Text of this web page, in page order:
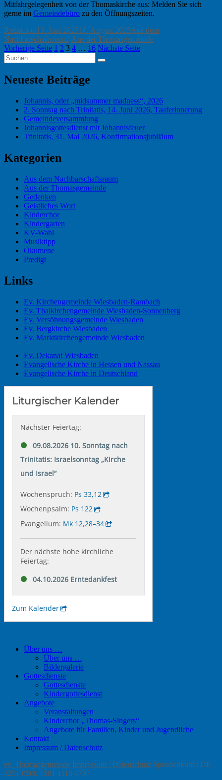
Mitfahrgelegenheit von der Thomaskirche aus: Melden Sie sich
gerne im Gemeindebüro zu den Öffnungszeiten.
Autor
RedaktionVeröffentlicht
am
13. Juni 202518. August 2025Kategorien
Aus dem
Nachbarschaftsraum, Aus der Thomasgemeinde
Seitennummerierung
der
Beiträge
Vorherige Seite Seite
1 Seite
2 Seite
3 Seite
4 … Seite
16 Nächste Seite
Suchen
nach:
Suchen
Neueste Beiträge
Johannis, oder „midsummer madness“, 2026
2. Sonntag nach Trinitatis, 14. Juni 2026, Tauferinnerung
Gemeindeversammlung
Johannisgottesdienst mit Johannisfeuer
Trinitatis, 31. Mai 2026, Konfirmationsjubiläum
Kategorien
Aus dem Nachbarschaftsraum
Aus der Thomasgemeinde
Gedenken
Geistliches Wort
Kinderchor
Kindergarten
KV-Wahl
Musiktipp
Ökumene
Predigt
Links
Ev. Kirchengemeinde Wiesbaden-Rambach
Ev. Thalkirchengemeinde Wiesbaden-Sonnenberg
Ev. Versöhnungsgemeinde Wiesbaden
Ev. Bergkirche Wiesbaden
Ev. Marktkirchengemeinde Wiesbaden
Ev. Dekanat Wiesbaden
Evangelische Kirche in Hessen und Nassau
Evangelische Kirche in Deutschland
Über uns …
Über uns …
Bildergalerie
Gottesdienste
Gottesdienste
Kindergottesdienst
Angebote
Veranstaltungen
Kinderchor „Thomas-Singers“
Angebote für Familien, Kinder und Jugendliche
Kontakt
Impressum / Datenschutz
ev. Thomasgemeinde Impressum / Datenschutz Spendenkonto DE
3251 0500 1501 1116 4797